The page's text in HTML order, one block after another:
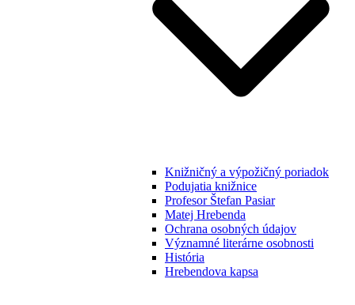
Knižničný a výpožičný poriadok
Podujatia knižnice
Profesor Štefan Pasiar
Matej Hrebenda
Ochrana osobných údajov
Významné literárne osobnosti
História
Hrebendova kapsa